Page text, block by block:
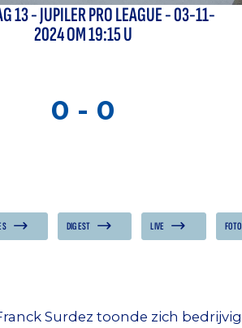
13-JUPILER PRO LEAGUE- 03-11-
2024 OM 19:15 U
0 - 0
DIGEST LIVE
Surdez toonde zich